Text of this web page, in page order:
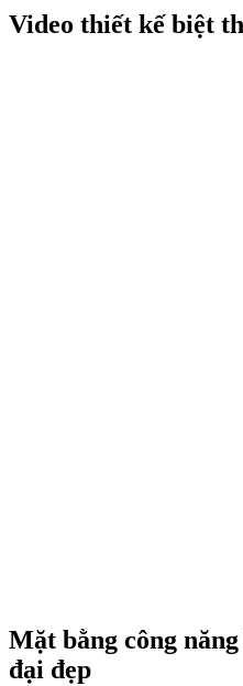
Video thiết kế biệt
Mặt bằng công
đại đẹp